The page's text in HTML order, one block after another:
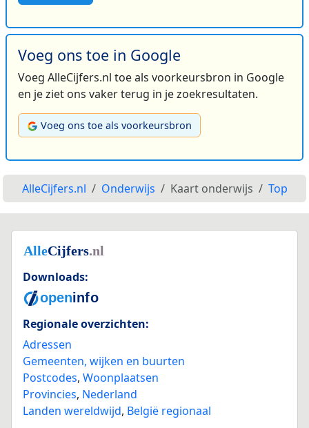
Voeg ons toe in Google
Voeg AlleCijfers.nl toe als voorkeursbron in Google
en je ziet ons vaker terug in je zoekresultaten.
Voeg ons toe als voorkeursbron
AlleCijfers.nl Onderwijs Kaart onderwijs Top
Downloads:
Regionale overzichten:
Adressen
Gemeenten, wijken en buurten
Postcodes, Woonplaatsen
Provincies, Nederland
Landen wereldwijd, België regionaal